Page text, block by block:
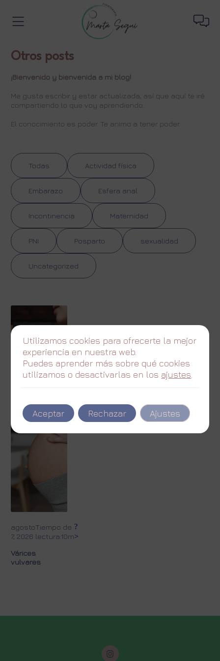
Otros posts
¡Bienvenido y bienvenida a mi blog!
Me gusta escribir y estar actualizada, así que aquí te iré
compartiendo lo que voy aprendiendo.
El conocimiento es poder. Te animo a tener poder.
Todas Actividad física
Embarazo Esfera anal
Incontinencia Maternidad
PNI Posparto sexualidad
Uncategorized
agosto
7, 2026
Tiempo de
lectura:10m
?
>
Várices
vulvares
Utilizamos cookies para ofrecerte la mejor
experiencia en nuestra web.
Puedes aprender más sobre qué cookies
utilizamos o desactivarlas en los ajustes
Aceptar Rechazar Ajustes